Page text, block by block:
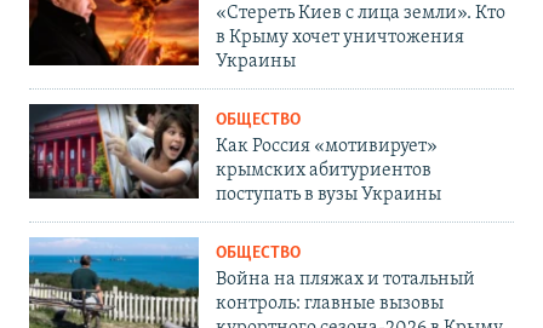
«Стереть Киев с лица земли». Кто
в Крыму хочет уничтожения
Украины
ОБЩЕСТВО
Как Россия «мотивирует»
крымских абитуриентов
поступать в вузы Украины
ОБЩЕСТВО
Война на пляжах и тотальный
контроль: главные вызовы